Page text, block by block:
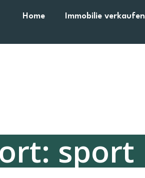
Home Immobilie verkaufen
sport